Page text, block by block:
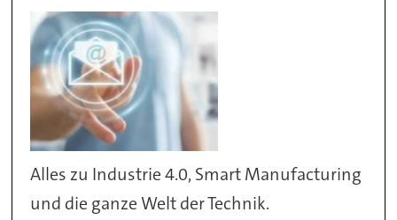
Alles zu Industrie 4.0, Smart Manufacturing
und die ganze Welt der Technik.